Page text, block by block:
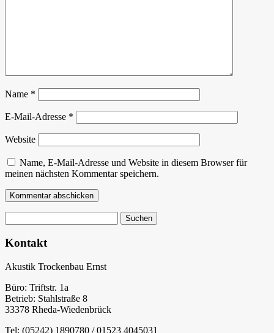
Name *
E-Mail-Adresse *
Website
Name, E-Mail-Adresse und Website in diesem Browser für
meinen nächsten Kommentar speichern.
nach:
Kontakt
Akustik Trockenbau Ernst
Büro: Triftstr. 1a
Betrieb: Stahlstraße 8
33378 Rheda-Wiedenbrück
Tel: (05242) 1890780 / 01523 4045031